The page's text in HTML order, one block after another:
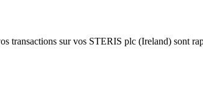
transactions sur vos STERIS plc (Ireland) sont